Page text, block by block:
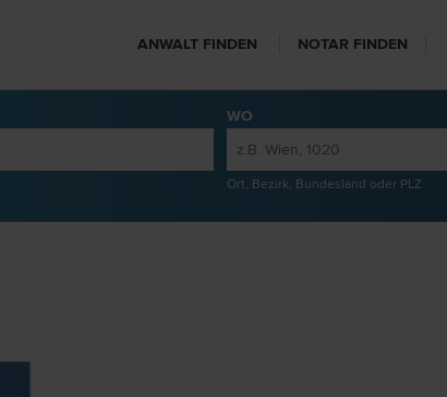
ANWALT FINDEN NOTAR FINDEN
WO
Ort, Bezirk, Bundesland oder PLZ